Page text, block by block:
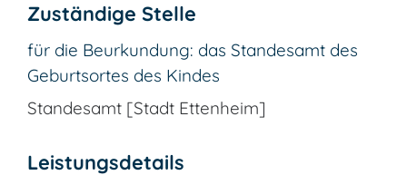
Zuständige Stelle
für die Beurkundung: das Standesamt des
Geburtsortes des Kindes
Standesamt [Stadt Ettenheim]
Leistungsdetails